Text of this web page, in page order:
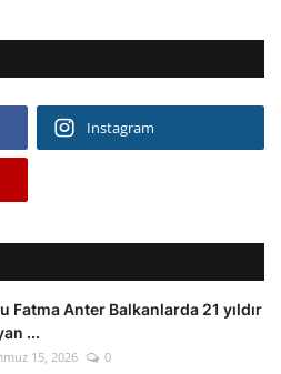
Instagram
Fatma Anter Balkanlarda 21 yıldır
...
15, 2026 0